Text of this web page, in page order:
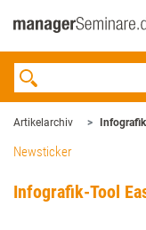
Artikelarchiv
Newsticker
Infografik-Tool